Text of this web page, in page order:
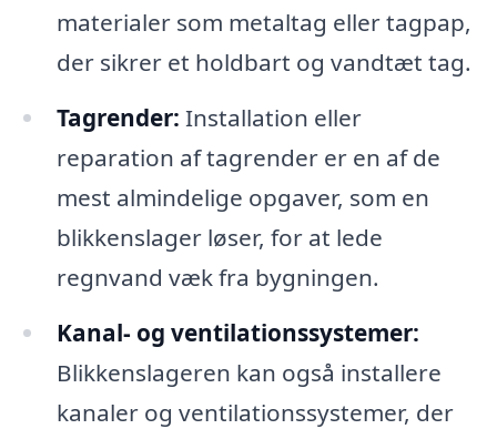
materialer som metaltag eller tagpap,
der sikrer et holdbart og vandtæt tag.
Tagrender: Installation eller
reparation af tagrender er en af de
mest almindelige opgaver, som en
blikkenslager løser, for at lede
regnvand væk fra bygningen.
Kanal- og ventilationssystemer:
Blikkenslageren kan også installere
kanaler og ventilationssystemer, der